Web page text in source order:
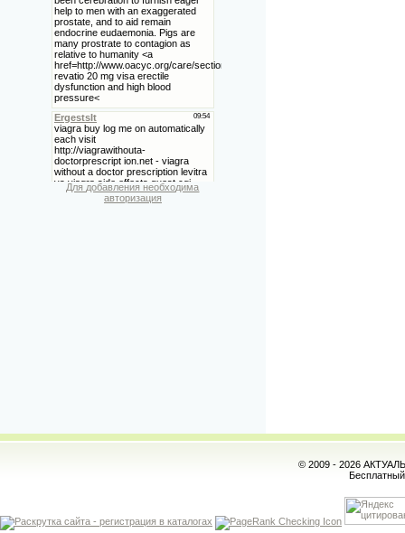
Для добавления необходима
авторизация
© 2009 - 2026